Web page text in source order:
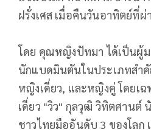
ฝรั่งเศส เมื่อคืนวันอาทิตย์ที่ผ่
โดย คุณหญิงปัทมา ได้เป็นผู้
นักแบดมินตันในประเภทสำคั
หญิงเดี่ยว, และหญิงคู่ โดยเ
เดี่ยว "วิว" กุลวุฒิ วิทิตศานต์
ชาวไทยมืออันดับ 3 ของโลก